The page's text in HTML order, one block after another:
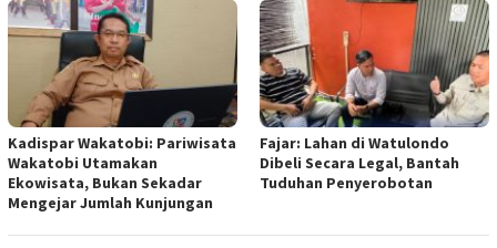
Kadispar Wakatobi: Pariwisata
Wakatobi Utamakan
Ekowisata, Bukan Sekadar
Mengejar Jumlah Kunjungan
Fajar: Lahan di Watulondo
Dibeli Secara Legal, Bantah
Tuduhan Penyerobotan